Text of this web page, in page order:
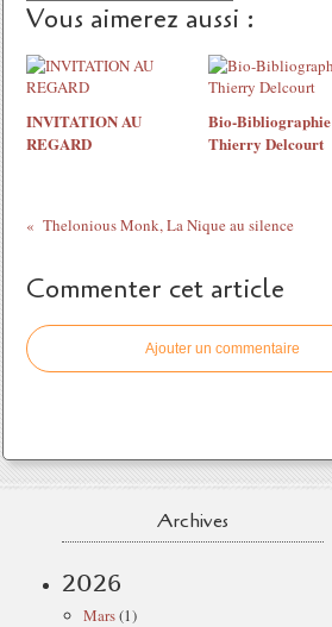
Vous aimerez aussi :
INVITATION AU
REGARD
Bio-Bibliographie
Thierry Delcourt
Thelonious Monk, La Nique au silence
Commenter cet article
Ajouter un commentaire
Archives
2026
Mars(1)